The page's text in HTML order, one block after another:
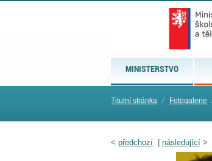
MINISTERSTVO
Titulní stránka ⁄ Fotogalerie
< předchozí následující >